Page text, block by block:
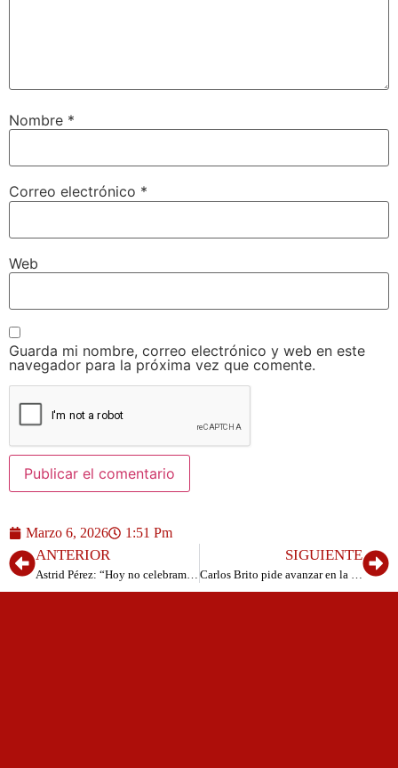
Nombre *
Correo electrónico *
Web
Guarda mi nombre, correo electrónico y web en este
navegador para la próxima vez que comente.
Marzo 6, 2026 1:51 Pm
ANTERIOR
Astrid Pérez: “Hoy no celebramos la perfección, celebramos el coraje cotidiano de las mujeres que sostienen Canarias
SIGUIENTE
Carlos Brito pide avanzar en la reanudación del servicio de Naviera Armas para reforzar la competitividad del transporte marítimo